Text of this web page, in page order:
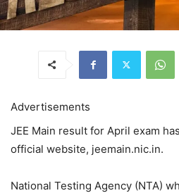
Advertisements
JEE Main result for April exam
official website, jeemain.nic.in.
National Testing Agency (NTA)